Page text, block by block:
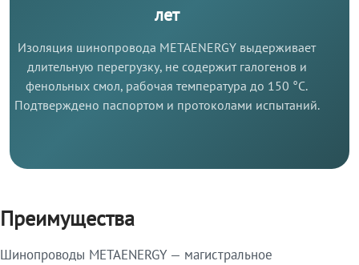
лет
Изоляция шинопровода METAENERGY выдерживает
длительную перегрузку, не содержит галогенов и
фенольных смол, рабочая температура до 150 °C.
Подтверждено паспортом и протоколами испытаний.
Преимущества
Шинопроводы METAENERGY — магистральное